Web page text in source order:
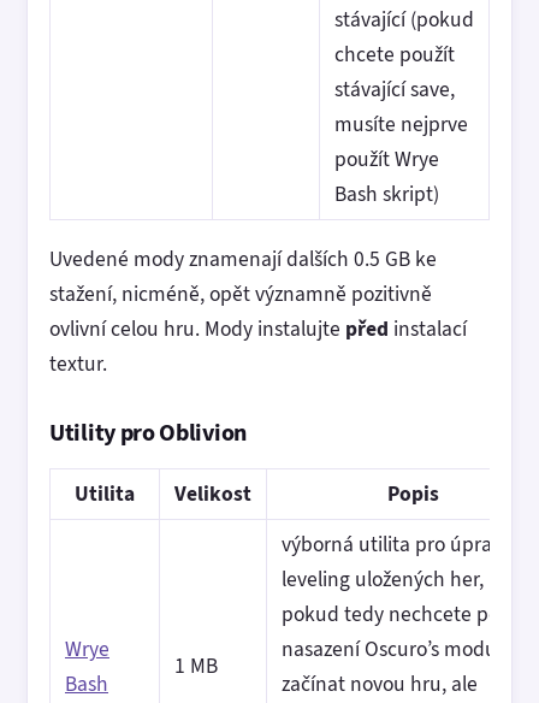
stávající (pokud
chcete použít
stávající save,
musíte nejprve
použít Wrye
Bash skript)
Uvedené mody znamenají dalších 0.5 GB ke
stažení, nicméně, opět významně pozitivně
ovlivní celou hru. Mody instalujte před instalací
textur.
Utility pro Oblivion
Utilita Velikost Popis
Wrye
Bash
1 MB
výborná utilita pro úpravu a
leveling uložených her,
pokud tedy nechcete po
nasazení Oscuro’s modu
začínat novou hru, ale